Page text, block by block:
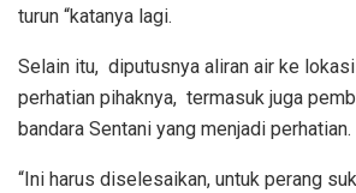
turun “katanya lagi.
Selain itu, diputusnya aliran air ke
perhatian pihaknya, termasuk juga
bandara Sentani yang menjadi perhatian.
“Ini harus diselesaikan, untuk perang